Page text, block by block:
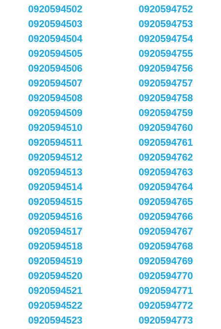
0920594502
0920594503
0920594504
0920594505
0920594506
0920594507
0920594508
0920594509
0920594510
0920594511
0920594512
0920594513
0920594514
0920594515
0920594516
0920594517
0920594518
0920594519
0920594520
0920594521
0920594522
0920594523
0920594752
0920594753
0920594754
0920594755
0920594756
0920594757
0920594758
0920594759
0920594760
0920594761
0920594762
0920594763
0920594764
0920594765
0920594766
0920594767
0920594768
0920594769
0920594770
0920594771
0920594772
0920594773